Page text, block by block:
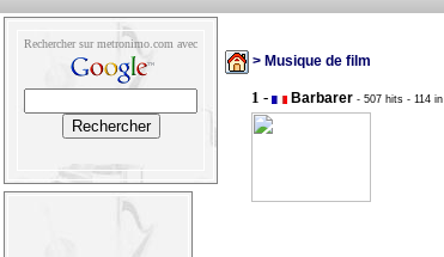
Rechercher sur metronimo.com avec
> Musique de film
1 - Barbarer - 507 hits - 114 in